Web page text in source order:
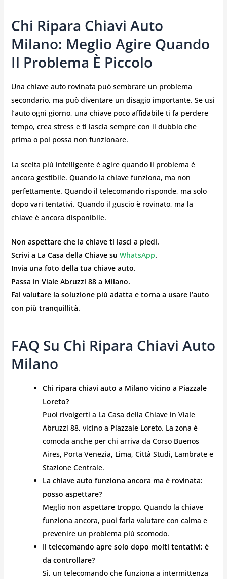
Chi Ripara Chiavi Auto
Milano: Meglio Agire Quando
Il Problema È Piccolo
Una chiave auto rovinata può sembrare un problema
secondario, ma può diventare un disagio importante. Se usi
l’auto ogni giorno, una chiave poco affidabile ti fa perdere
tempo, crea stress e ti lascia sempre con il dubbio che
prima o poi possa non funzionare.
La scelta più intelligente è agire quando il problema è
ancora gestibile. Quando la chiave funziona, ma non
perfettamente. Quando il telecomando risponde, ma solo
dopo vari tentativi. Quando il guscio è rovinato, ma la
chiave è ancora disponibile.
Non aspettare che la chiave ti lasci a piedi.
Scrivi a La Casa della Chiave su WhatsApp.
Invia una foto della tua chiave auto.
Passa in Viale Abruzzi 88 a Milano.
Fai valutare la soluzione più adatta e torna a usare l’auto
con più tranquillità.
FAQ Su Chi Ripara Chiavi Auto
Milano
Chi ripara chiavi auto a Milano vicino a Piazzale
Loreto?
Puoi rivolgerti a La Casa della Chiave in Viale
Abruzzi 88, vicino a Piazzale Loreto. La zona è
comoda anche per chi arriva da Corso Buenos
Aires, Porta Venezia, Lima, Città Studi, Lambrate e
Stazione Centrale.
La chiave auto funziona ancora ma è rovinata:
posso aspettare?
Meglio non aspettare troppo. Quando la chiave
funziona ancora, puoi farla valutare con calma e
prevenire un problema più scomodo.
Il telecomando apre solo dopo molti tentativi: è
da controllare?
Sì, un telecomando che funziona a intermittenza